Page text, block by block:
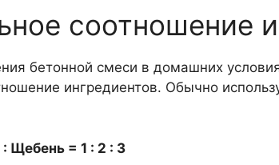
соотношение
бетонной смеси в домашних
ингредиентов. Обычно
Щебень = 1 : 2 : 3